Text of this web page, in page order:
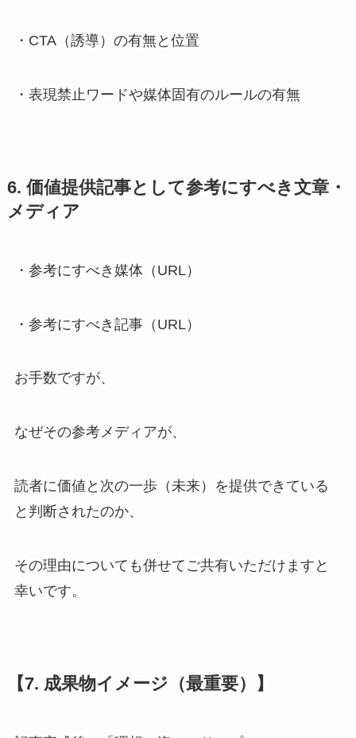
・CTA（誘導）の有無と位置
・表現禁止ワードや媒体固有のルールの有無
6. 価値提供記事として参考にすべき文章・
メディア
・参考にすべき媒体（URL）
・参考にすべき記事（URL）
お手数ですが、
なぜその参考メディアが、
読者に価値と次の一歩（未来）を提供できている
と判断されたのか、
その理由についても併せてご共有いただけますと
幸いです。
【7. 成果物イメージ（最重要）】